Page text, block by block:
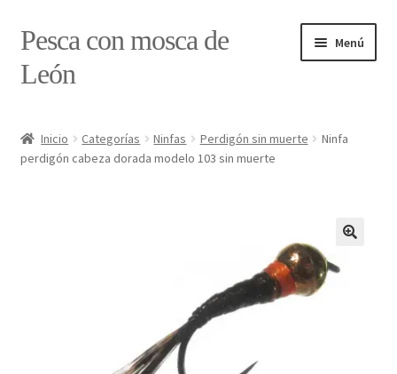
Ir
a
Ir
al
contenido
Pesca con mosca de
León
Menú
#7897 (sin título)
Inicio Categorías Ninfas Perdigón sin muerte
Ninfa
perdigón cabeza dorada modelo 103 sin muerte